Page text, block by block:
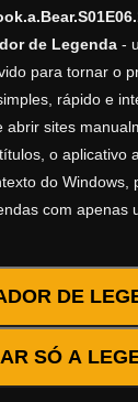
de Legenda-
para tornar o
rápido e
abrir sites
o aplicativo
do Windows,
com apenas
DE
SÓ A